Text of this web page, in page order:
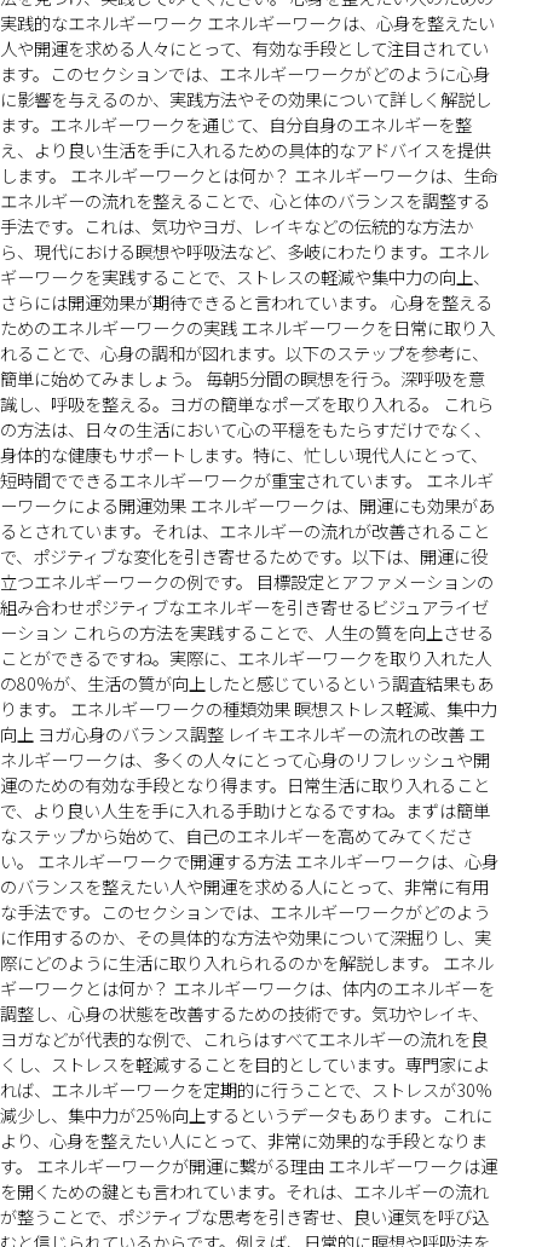
実践的なエネルギーワーク エネルギーワークは、心身を整えたい
人や開運を求める人々にとって、有効な手段として注目されてい
ます。このセクションでは、エネルギーワークがどのように心身
に影響を与えるのか、実践方法やその効果について詳しく解説し
ます。エネルギーワークを通じて、自分自身のエネルギーを整
え、より良い生活を手に入れるための具体的なアドバイスを提供
します。 エネルギーワークとは何か？ エネルギーワークは、生命
エネルギーの流れを整えることで、心と体のバランスを調整する
手法です。これは、気功やヨガ、レイキなどの伝統的な方法か
ら、現代における瞑想や呼吸法など、多岐にわたります。エネル
ギーワークを実践することで、ストレスの軽減や集中力の向上、
さらには開運効果が期待できると言われています。 心身を整える
ためのエネルギーワークの実践 エネルギーワークを日常に取り入
れることで、心身の調和が図れます。以下のステップを参考に、
簡単に始めてみましょう。 毎朝5分間の瞑想を行う。深呼吸を意
識し、呼吸を整える。ヨガの簡単なポーズを取り入れる。 これら
の方法は、日々の生活において心の平穏をもたらすだけでなく、
身体的な健康もサポートします。特に、忙しい現代人にとって、
短時間でできるエネルギーワークが重宝されています。 エネルギ
ーワークによる開運効果 エネルギーワークは、開運にも効果があ
るとされています。それは、エネルギーの流れが改善されること
で、ポジティブな変化を引き寄せるためです。以下は、開運に役
立つエネルギーワークの例です。 目標設定とアファメーションの
組み合わせポジティブなエネルギーを引き寄せるビジュアライゼ
ーション これらの方法を実践することで、人生の質を向上させる
ことができるですね。実際に、エネルギーワークを取り入れた人
の80%が、生活の質が向上したと感じているという調査結果もあ
ります。 エネルギーワークの種類効果 瞑想ストレス軽減、集中力
向上 ヨガ心身のバランス調整 レイキエネルギーの流れの改善 エ
ネルギーワークは、多くの人々にとって心身のリフレッシュや開
運のための有効な手段となり得ます。日常生活に取り入れること
で、より良い人生を手に入れる手助けとなるですね。まずは簡単
なステップから始めて、自己のエネルギーを高めてみてくださ
い。 エネルギーワークで開運する方法 エネルギーワークは、心身
のバランスを整えたい人や開運を求める人にとって、非常に有用
な手法です。このセクションでは、エネルギーワークがどのよう
に作用するのか、その具体的な方法や効果について深掘りし、実
際にどのように生活に取り入れられるのかを解説します。 エネル
ギーワークとは何か？ エネルギーワークは、体内のエネルギーを
調整し、心身の状態を改善するための技術です。気功やレイキ、
ヨガなどが代表的な例で、これらはすべてエネルギーの流れを良
くし、ストレスを軽減することを目的としています。専門家によ
れば、エネルギーワークを定期的に行うことで、ストレスが30%
減少し、集中力が25%向上するというデータもあります。これに
より、心身を整えたい人にとって、非常に効果的な手段となりま
す。 エネルギーワークが開運に繋がる理由 エネルギーワークは運
を開くための鍵とも言われています。それは、エネルギーの流れ
が整うことで、ポジティブな思考を引き寄せ、良い運気を呼び込